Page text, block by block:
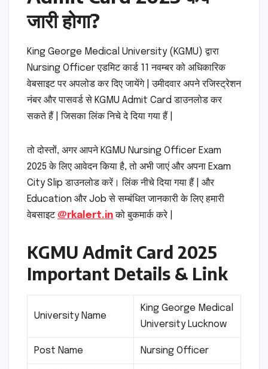
जारी होगा?
King George Medical University (KGMU) द्वारा
Nursing Officer एडमिट कार्ड 11 नवम्बर को अधिकारिक
वेबसाइट पर अपलोड कर दिए जायेंगे | उमीदवार अपने रजिस्ट्रेशन
नंबर और पासवर्ड से KGMU Admit Card डाउनलोड कर
सकते हैं | जिसका लिंक निचे दे दिया गया हैं |
तो दोस्तों, अगर आपने KGMU Nursing Officer Exam
2025 के लिए आवेदन किया है, तो अभी जाएं और अपना Exam
City Slip डाउनलोड करें। लिंक नीचे दिया गया हैं | और
Education और Job से सम्बंधित जानकारी के लिए हमारी
वेबसाइट @rkalert.inको बुकमार्क करे |
KGMU Admit Card 2025
Important Details & Link
University Name
King George Medical
University Lucknow
Post Name Nursing Officer